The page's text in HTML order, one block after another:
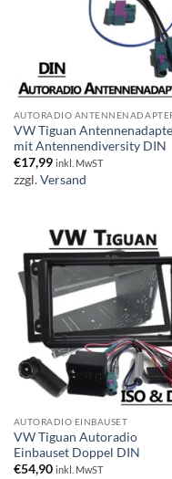
AUTORADIO
VW Tiguan
mit Antennendiversity DIN
€17,99 inkl. MwST
zzgl.Versand
AUTORADIO EINBAUSET
VW Tiguan Autoradio
Einbauset Doppel DIN
€54,90 inkl. MwST